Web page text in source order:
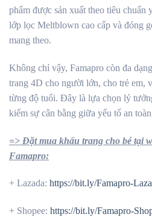
phẩm được sản xuất theo tiêu chuẩn
lớp lọc Meltblown cao cấp và đóng
mang theo.
Không chỉ vậy, Famapro còn đa
trang 4D cho người lớn, cho trẻ em,
từng độ tuổi. Đây là lựa chọn lý
kiếm sự cân bằng giữa yếu tố an
=> Đặt mua khẩu trang cho bé tại
Famapro:
+ Lazada: https://bit.ly/Famapro-
+ Shopee: https://bit.ly/Famapro-